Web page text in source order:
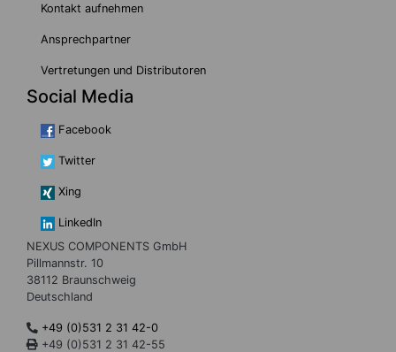
Kontakt aufnehmen
Ansprechpartner
Vertretungen und Distributoren
Social Media
Facebook
Twitter
Xing
LinkedIn
NEXUS COMPONENTS GmbH
Pillmannstr. 10
38112 Braunschweig
Deutschland
+49 (0)531 2 31 42-0
+49 (0)531 2 31 42-55